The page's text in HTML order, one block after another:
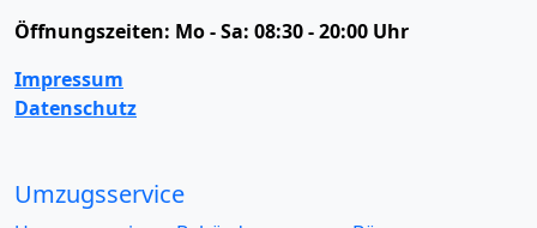
Öffnungszeiten: Mo - Sa: 08:30 - 20:00 Uhr
Impressum
Datenschutz
Umzugsservice